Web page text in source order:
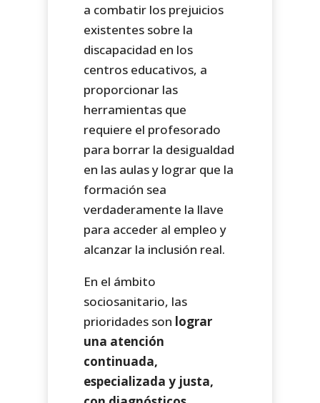
a combatir los prejuicios
existentes sobre la
discapacidad en los
centros educativos, a
proporcionar las
herramientas que
requiere el profesorado
para borrar la desigualdad
en las aulas y lograr que la
formación sea
verdaderamente la llave
para acceder al empleo y
alcanzar la inclusión real.
En el ámbito
sociosanitario, las
prioridades son lograr
una atención
continuada,
especializada y justa,